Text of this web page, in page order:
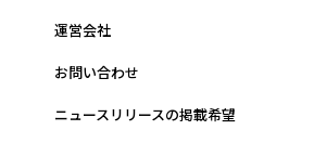
運営会社
お問い合わせ
ニュースリリースの掲載希望